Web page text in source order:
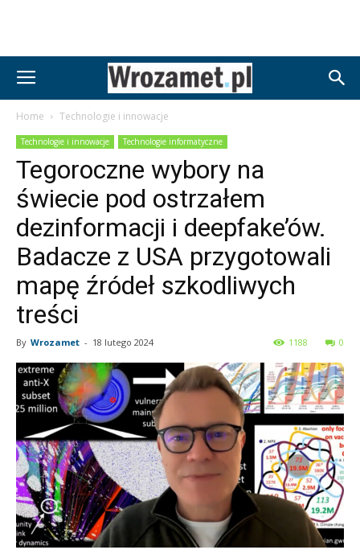
Home Technologie i innowacje
Technologie i innowacje Technologie informatyczne
Tegoroczne wybory na
świecie pod ostrzałem
dezinformacji i deepfake’ów.
Badacze z USA przygotowali
mapę źródeł szkodliwych
treści
By Wrozamet - 18 lutego 2024 0
1188